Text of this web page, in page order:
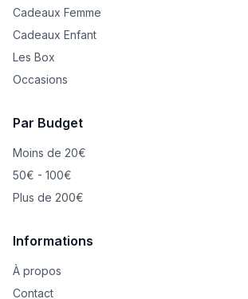
Cadeaux Femme
Cadeaux Enfant
Les Box
Occasions
Par Budget
Moins de 20€
50€ - 100€
Plus de 200€
Informations
À propos
Contact